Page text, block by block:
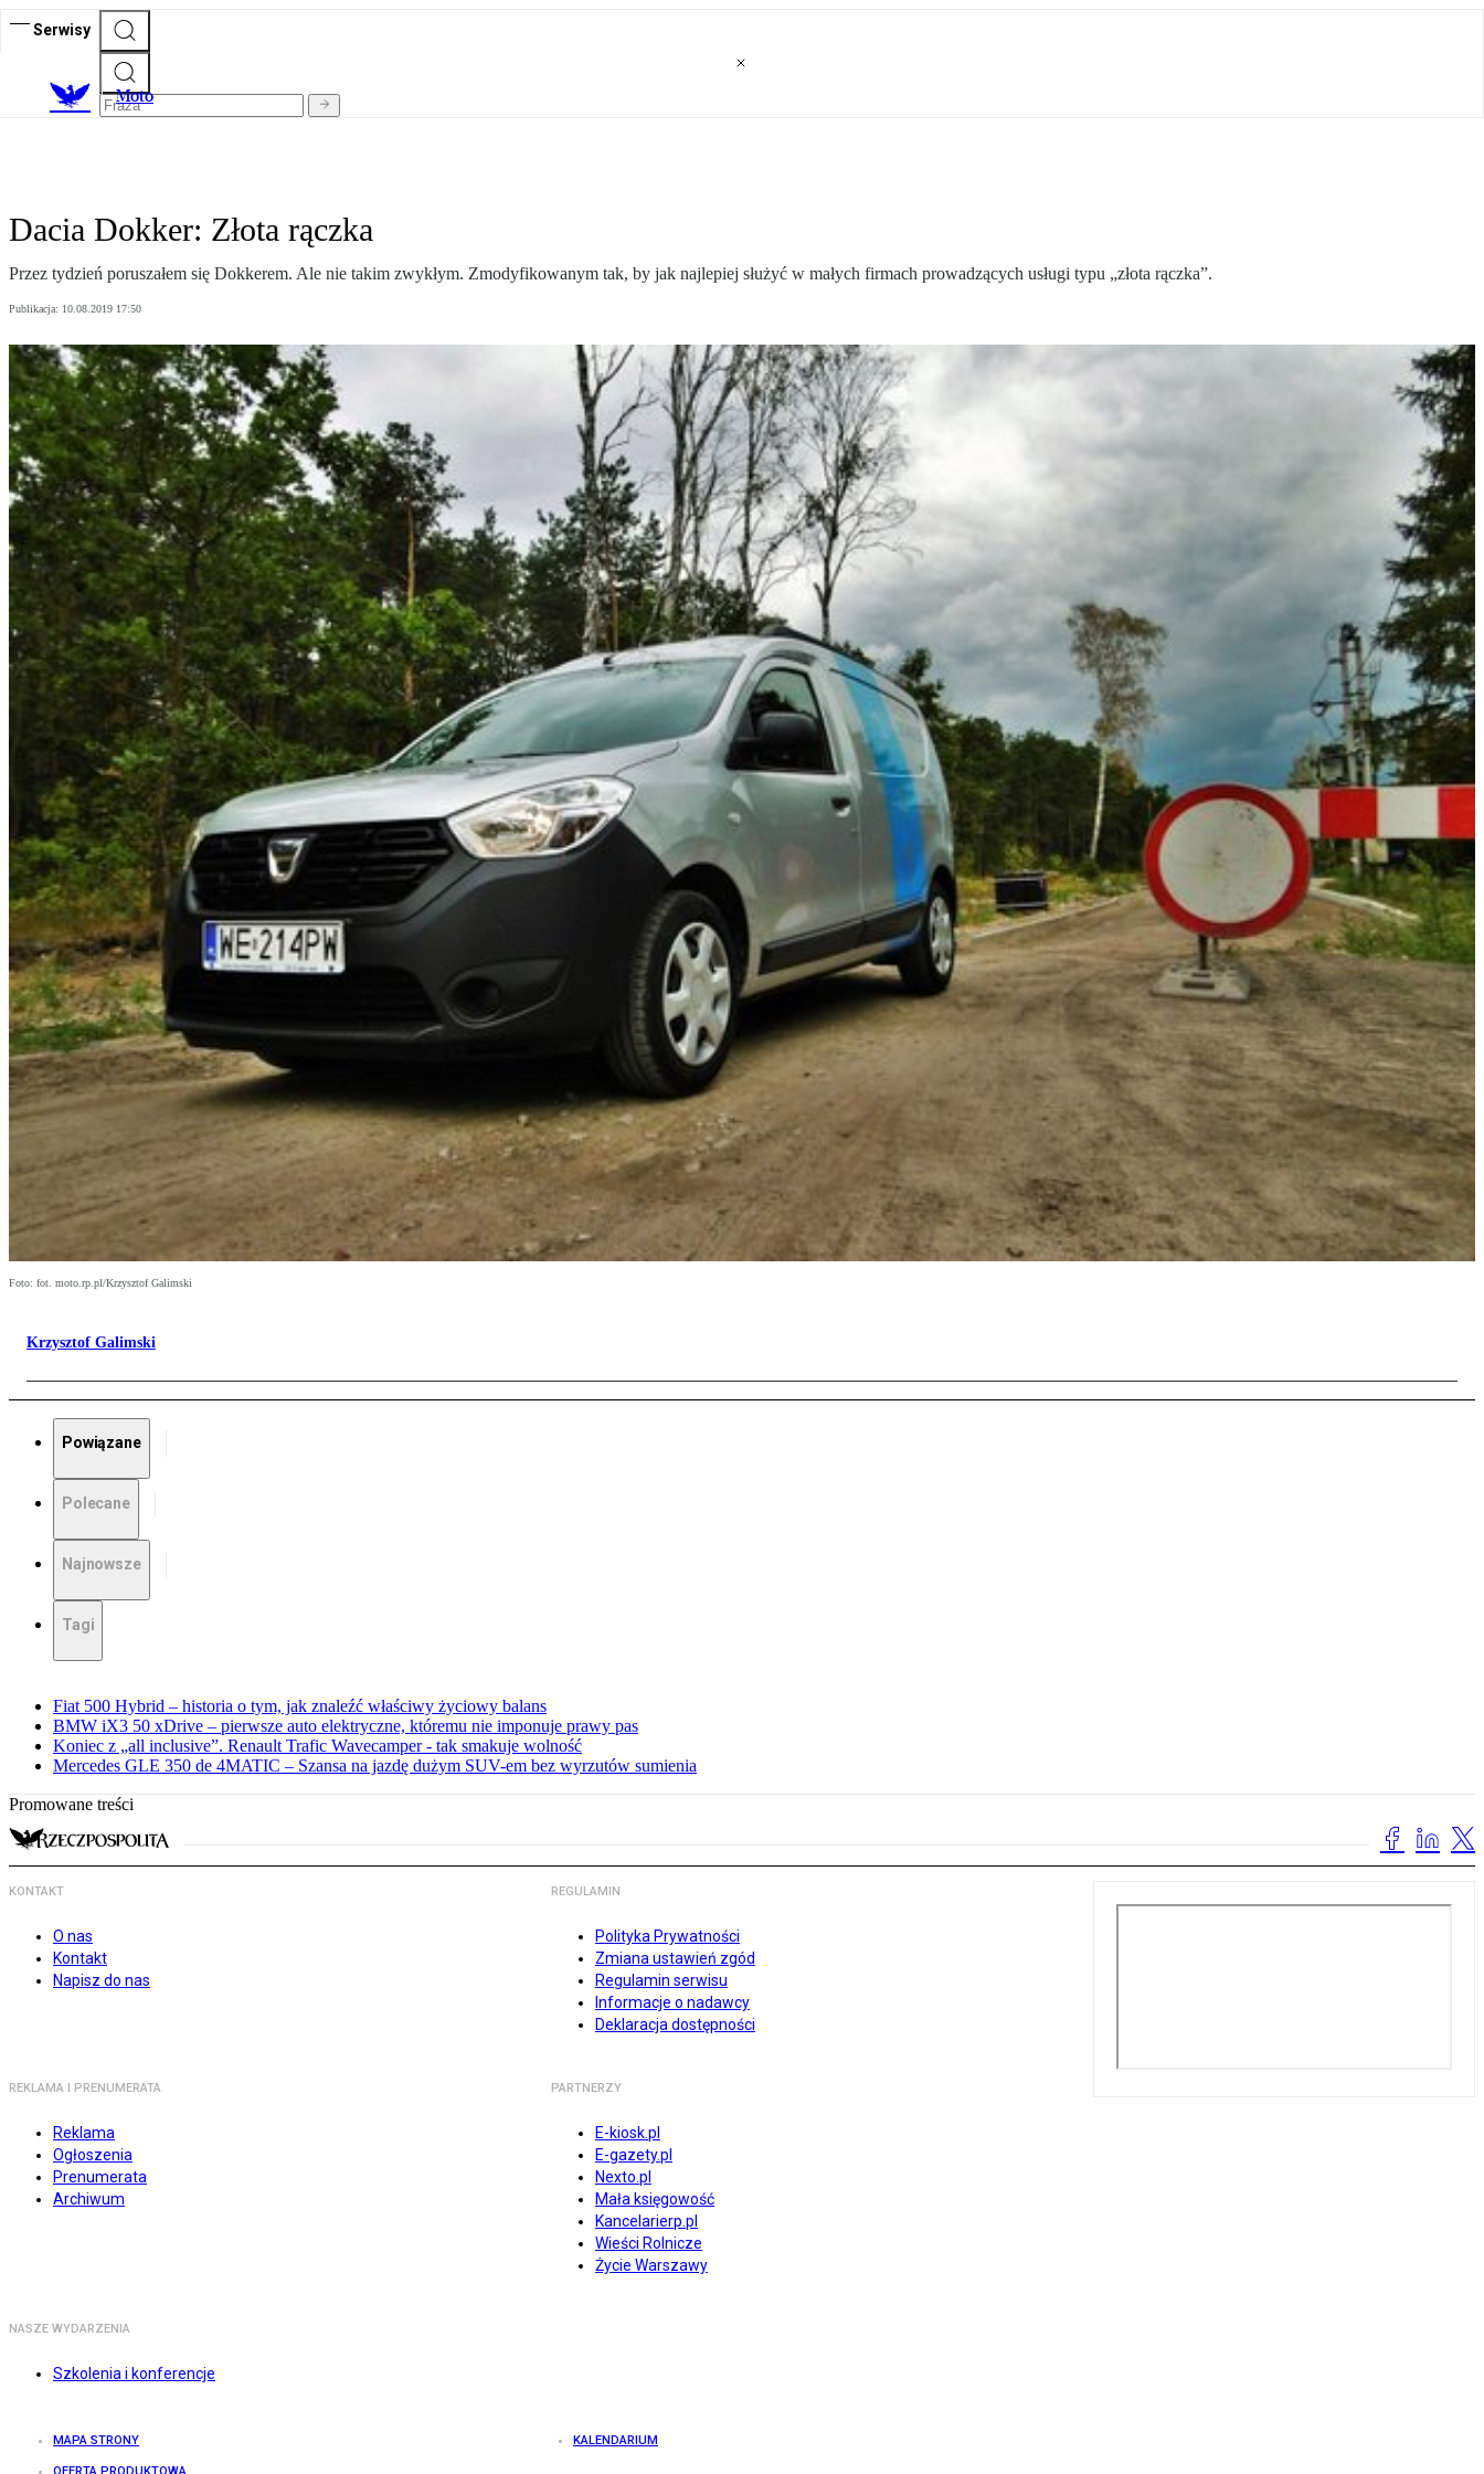
Serwisy
Moto
Dacia Dokker: Złota rączka
Przez tydzień poruszałem się Dokkerem. Ale nie takim zwykłym. Zmodyfikowanym tak, by jak najlepiej służyć w małych firmach prowadzących usługi typu „złota rączka”.
Publikacja: 10.08.2019 17:50
Foto: fot. moto.rp.pl/Krzysztof Galimski
Krzysztof Galimski
Powiązane
Polecane
Najnowsze
Tagi
Fiat 500 Hybrid – historia o tym, jak znaleźć właściwy życiowy balans
BMW iX3 50 xDrive – pierwsze auto elektryczne, któremu nie imponuje prawy pas
Koniec z „all inclusive”. Renault Trafic Wavecamper - tak smakuje wolność
Mercedes GLE 350 de 4MATIC – Szansa na jazdę dużym SUV-em bez wyrzutów sumienia
Promowane treści
KONTAKT
O nas
Kontakt
Napisz do nas
REGULAMIN
Polityka Prywatności
Zmiana ustawień zgód
Regulamin serwisu
Informacje o nadawcy
Deklaracja dostępności
REKLAMA I PRENUMERATA
Reklama
Ogłoszenia
Prenumerata
Archiwum
PARTNERZY
E-kiosk.pl
E-gazety.pl
Nexto.pl
Mała księgowość
Kancelarierp.pl
Wieści Rolnicze
Życie Warszawy
NASZE WYDARZENIA
Szkolenia i konferencje
MAPA STRONY KALENDARIUM